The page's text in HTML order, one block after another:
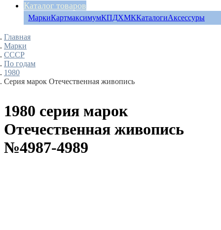
Каталог товаров
МаркиКартмаксимумКПДХМККаталогиАксессуры
Главная
Марки
СССР
По годам
1980
Серия марок Отечественная живопись
1980 серия марок
Отечественная живопись
№4987-4989